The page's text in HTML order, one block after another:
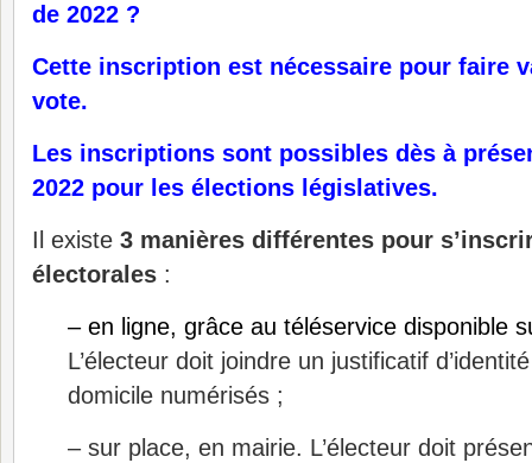
de 2022 ?
Cette inscription est nécessaire pour faire
vote.
Les inscriptions sont possibles dès à
2022 pour les élections législatives.
Il existe 3 manières différentes pour
électorales :
– en ligne, grâce au téléservice disponible
L’électeur doit joindre un justificatif
domicile numérisés ;
– sur place, en mairie. L’électeur doit